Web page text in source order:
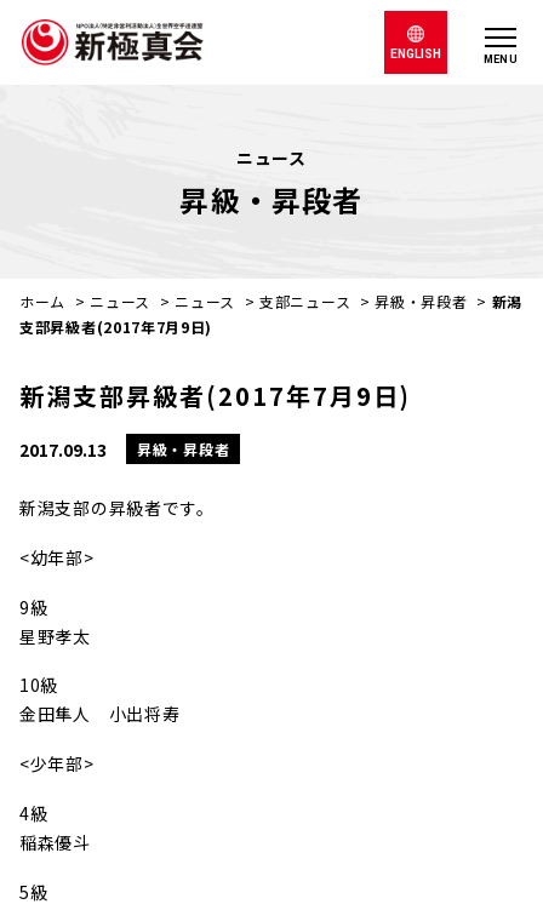
MENU
ENGLISH
ニュース
昇級・昇段者
ホーム > ニュース > ニュース >支部ニュース >昇級・昇段者 > 新潟
支部昇級者(2017年7月9日)
新潟支部昇級者(2017年7月9日)
2017.09.13 昇級・昇段者
新潟支部の昇級者です。
<幼年部>
9級
星野孝太
10級
金田隼人 小出将寿
<少年部>
4級
稲森優斗
5級